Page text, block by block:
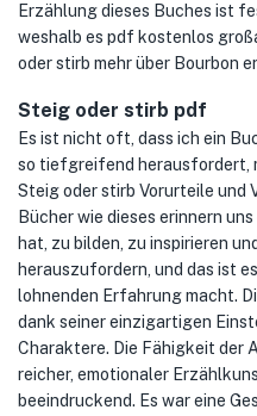
Erzählung dieses Buches ist
weshalb es pdf kostenlos
oder stirb mehr über Bourbon
Steig oder stirb pdf
Es ist nicht oft, dass ich ein
so tiefgreifend herausfordert,
Steig oder stirb Vorurteile und
Bücher wie dieses erinnern
hat, zu bilden, zu inspirieren
herauszufordern, und das ist
lohnenden Erfahrung macht.
dank seiner einzigartigen
Charaktere. Die Fähigkeit der
reicher, emotionaler
beeindruckend. Es war eine